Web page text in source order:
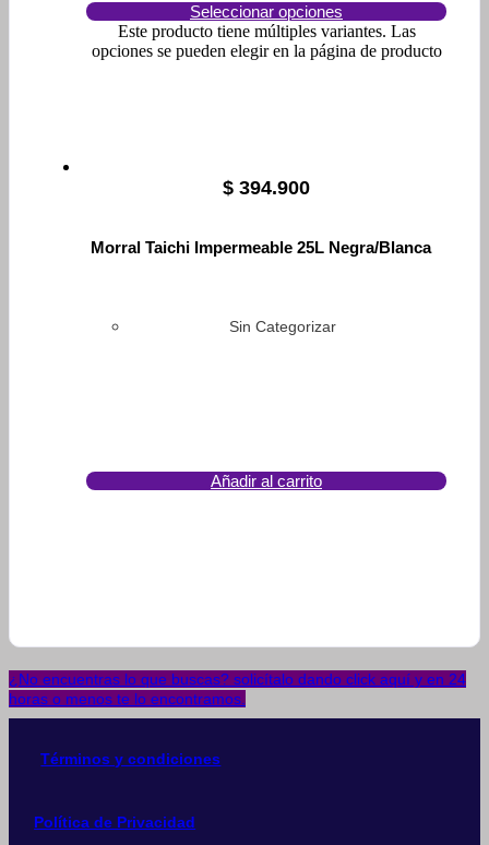
Seleccionar opciones
Este producto tiene múltiples variantes. Las
opciones se pueden elegir en la página de producto
$ 394.900
Morral Taichi Impermeable 25L Negra/Blanca
Sin Categorizar
Añadir al carrito
¿No encuentras lo que buscas? solicítalo dando click aquí y en 24
horas o menos te lo encontramos.
Términos y condiciones
Política de Privacidad